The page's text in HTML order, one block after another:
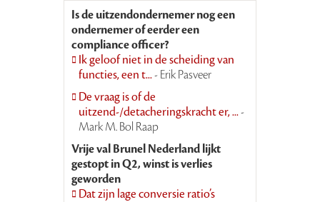
Is de uitzendondernemer nog een
ondernemer of eerder een
compliance officer?
Ik geloof niet in de scheiding van
functies, een t...- Erik Pasveer
De vraag is of de
uitzend-/detacheringskracht er, ...-
Mark M. Bol Raap
Vrije val Brunel Nederland lijkt
gestopt in Q2, winst is verlies
geworden
Dat zijn lage conversie ratio’s